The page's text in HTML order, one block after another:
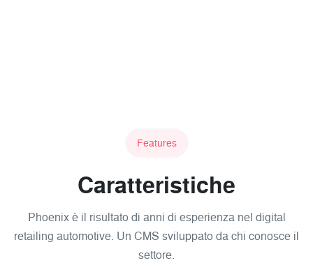
Features
Caratteristiche
Phoenix è il risultato di anni di esperienza nel digital
retailing automotive. Un CMS sviluppato da chi conosce il
settore.